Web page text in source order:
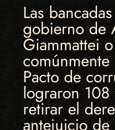
Las
gobierno de
Giammattei o
comúnmente
Pacto de
lograron 108
retirar el
antejuicio de